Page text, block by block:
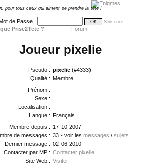
pour tous ceux qui aiment se prendre la tête !
de Passe : S'inscrire
Prise2Tete ? Forum
Joueur pixelie
Pseudo : pixelie(#4333)
Qualité : Membre
Prénom :
Sexe :
Localisation :
Langue : Français
Membre depuis : 17-10-2007
de messages : 33 - voir les messages / sujets
Dernier message : 02-06-2010
Contacter par MP : Contacter pixelie
Site Web : Visiter